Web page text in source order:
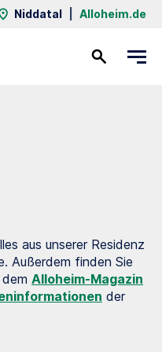
Niddatal Alloheim.de
aus unserer Residenz
Außerdem finden Sie
Alloheim-Magazin
der